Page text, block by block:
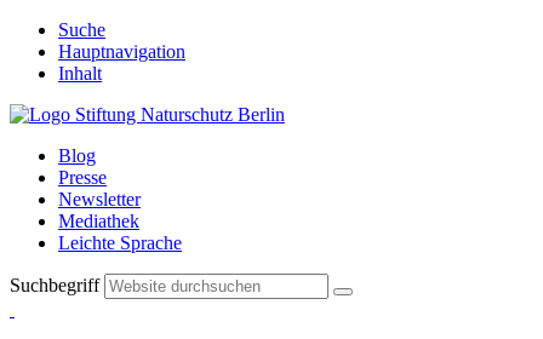
Suche
Hauptnavigation
Inhalt
Blog
Presse
Newsletter
Mediathek
Leichte Sprache
Suchbegriff